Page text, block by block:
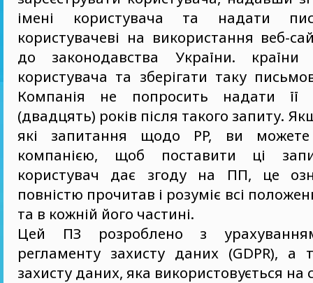
імені користувача та надати
користувачеві на використання веб-
до законодавства України. країни
користувача та зберігати таку
Компанія не попросить надати
(двадцять) років після такого запиту.
які запитання щодо PP, ви можете
компанією, щоб поставити ці
користувач дає згоду на ПП, це
повністю прочитав і розуміє всі
та в кожній його частині.
Цей ПЗ розроблено з
регламенту захисту даних (GDPR), а
захисту даних, яка використовується на